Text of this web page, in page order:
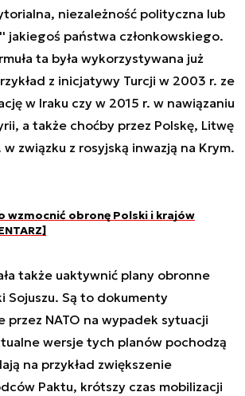
niezależność polityczna lub
jakiegoś państwa członkowskiego.
ta była wykorzystywana już
z inicjatywy Turcji w 2003 r. ze
w Iraku czy w 2015 r. w nawiązaniu
a także choćby przez Polskę, Litwę
związku z rosyjską inwazją na Krym.
wzmocnić obronę Polski i krajów
także uaktywnić plany obronne
Sojuszu. Są to dokumenty
przez NATO na wypadek sytuacji
wersje tych planów pochodzą
na przykład zwiększenie
Paktu, krótszy czas mobilizacji